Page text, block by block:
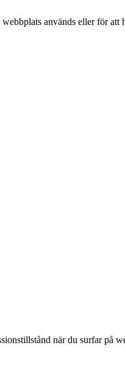
används eller för att
när du surfar på